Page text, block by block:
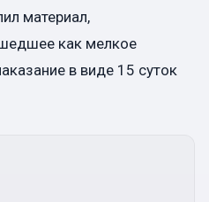
материал,
как мелкое
в виде 15 суток